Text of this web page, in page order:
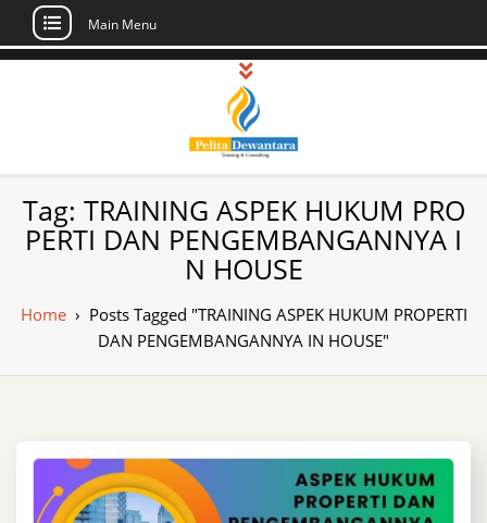
Skip
Main Menu
Pusat Pelatihan
dan Sertifikasi –
Daftar Training
Indonesia
Sertifikasi di Indonesia
Tag: TRAINING ASPEK HUKUM PRO
PERTI DAN PENGEMBANGANNYA I
N HOUSE
Home› Posts Tagged "TRAINING ASPEK HUKUM PROPERTI
DAN PENGEMBANGANNYA IN HOUSE"